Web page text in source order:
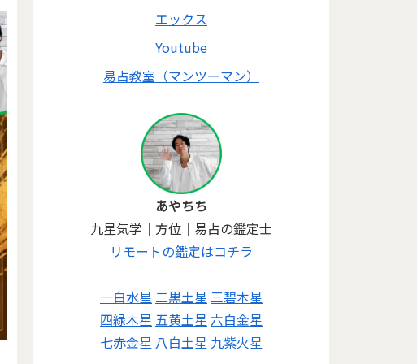
エックス
Youtube
易占教室（マンツーマン）
あやちち
九星気学｜方位｜易占の鑑定士
リモートの鑑定はコチラ
一白水星 二黒土星 三碧木星
四緑木星 五黄土星 六白金星
七赤金星 八白土星 九紫火星